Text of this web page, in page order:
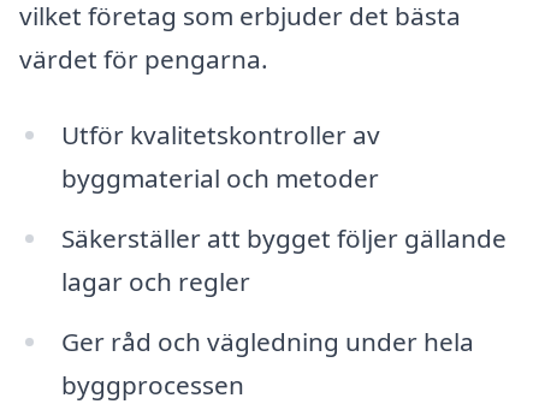
vilket företag som erbjuder det bästa
värdet för pengarna.
Utför kvalitetskontroller av
byggmaterial och metoder
Säkerställer att bygget följer gällande
lagar och regler
Ger råd och vägledning under hela
byggprocessen